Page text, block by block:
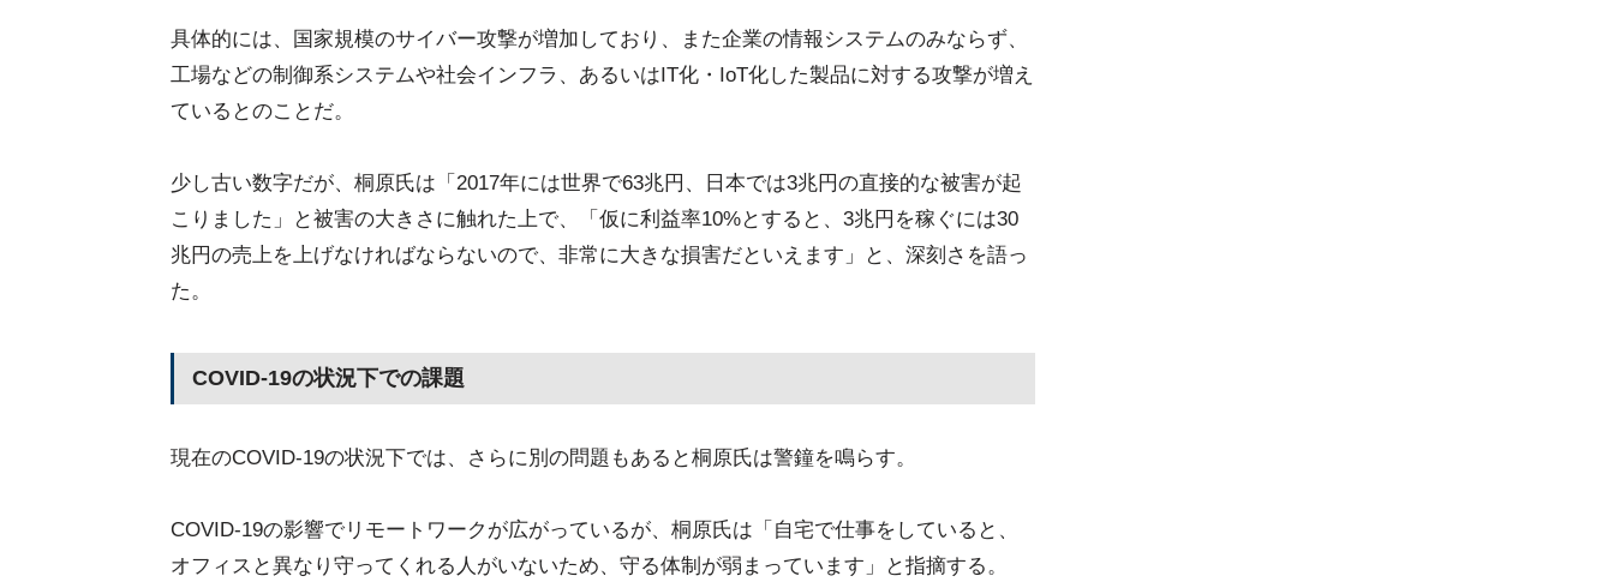
具体的には、国家規模のサイバー攻撃が増加しており、また企業の情報システムのみならず、
工場などの制御系システムや社会インフラ、あるいはIT化・IoT化した製品に対する攻撃が増え
ているとのことだ。
少し古い数字だが、桐原氏は「2017年には世界で63兆円、日本では3兆円の直接的な被害が起
こりました」と被害の大きさに触れた上で、「仮に利益率10%とすると、3兆円を稼ぐには30
兆円の売上を上げなければならないので、非常に大きな損害だといえます」と、深刻さを語っ
た。
COVID-19の状況下での課題
現在のCOVID-19の状況下では、さらに別の問題もあると桐原氏は警鐘を鳴らす。
COVID-19の影響でリモートワークが広がっているが、桐原氏は「自宅で仕事をしていると、
オフィスと異なり守ってくれる人がいないため、守る体制が弱まっています」と指摘する。